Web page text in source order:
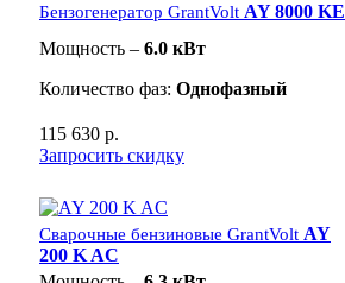
Бензогенератор GrantVolt AY 8000 KE
Мощность – 6.0 кВт
Количество фаз: Однофазный
115 630 р.
Запросить скидку
Сварочные бензиновые GrantVolt AY
200 K AC